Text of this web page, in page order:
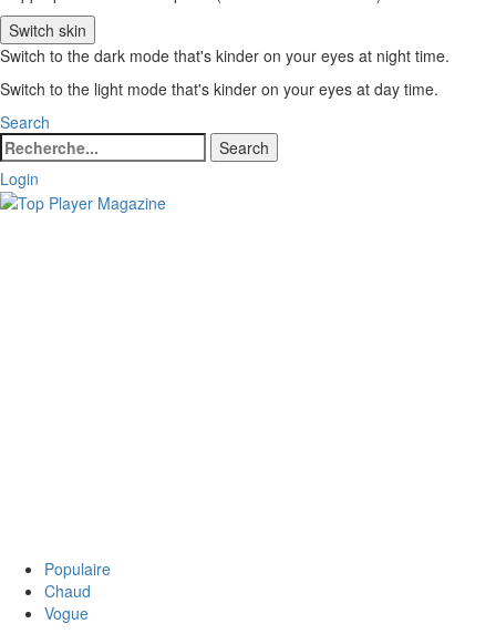
Switch skin
Switch to the dark mode that's kinder on your eyes at night time.
Switch to the light mode that's kinder on your eyes at day time.
Search
Search
for:
Search
Login
Populaire
Chaud
Vogue